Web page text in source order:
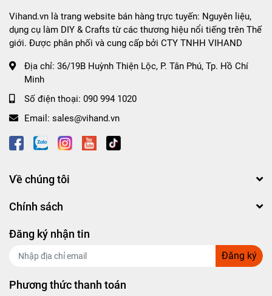
Vihand.vn là trang website bán hàng trực tuyến: Nguyên liệu,
dụng cụ làm DIY & Crafts từ các thương hiệu nổi tiếng trên Thế
giới. Được phân phối và cung cấp bởi CTY TNHH VIHAND
Địa chỉ: 36/19B Huỳnh Thiện Lộc, P. Tân Phú, Tp. Hồ Chí
Minh
Số điện thoại: 090 994 1020
Email: sales@vihand.vn
Về chúng tôi
Chính sách
Đăng ký nhận tin
Đăng ký
Phương thức thanh toán